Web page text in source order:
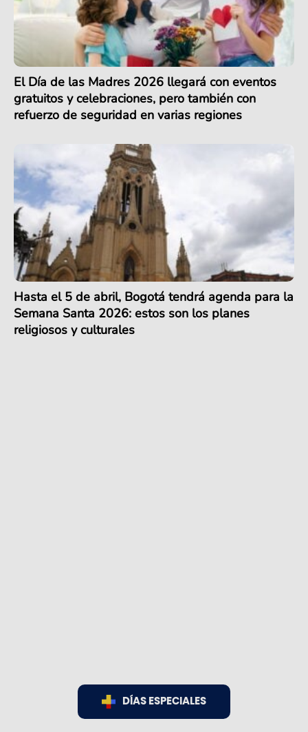
El Día de las Madres 2026 llegará con eventos
gratuitos y celebraciones, pero también con
refuerzo de seguridad en varias regiones
Hasta el 5 de abril, Bogotá tendrá agenda para la
Semana Santa 2026: estos son los planes
religiosos y culturales
DÍAS ESPECIALES